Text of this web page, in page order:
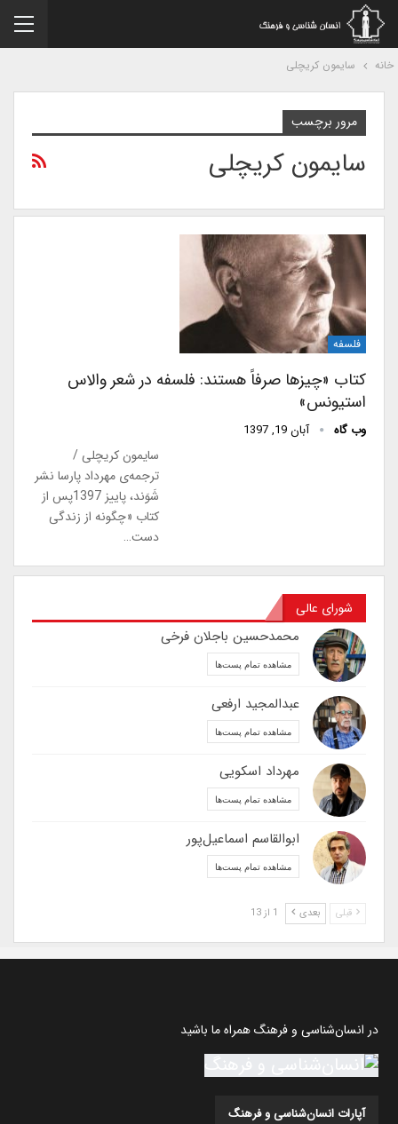
سایمون کریچلی
مرور برچسب
سایمون کریچلی
فلسفه
کتاب «چیزها صرفاً هستند: فلسفه در شعر والاس
استیونس»
وب گاه آبان 19, 1397
سایمون کریچلی /
ترجمه‌ی مهرداد پارسا نشر
شَوَند، پاییز 1397پس از
کتاب «چگونه از زندگی
دست…
شورای عالی
محمدحسین باجلان فرخی
مشاهده تمام پست‌ها
عبدالمجید ارفعی
مشاهده تمام پست‌ها
مهرداد اسکویی
مشاهده تمام پست‌ها
ابوالقاسم اسماعیل‌پور
مشاهده تمام پست‌ها
قبلی بعدی
در انسان‌شناسی و فرهنگ همراه ما باشید
آپارات انسان‌شناسی و فرهنگ